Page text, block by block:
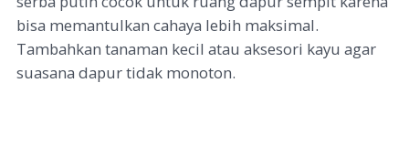
bisa memantulkan cahaya lebih maksimal.
Tambahkan tanaman kecil atau aksesori kayu agar
suasana dapur tidak monoton.